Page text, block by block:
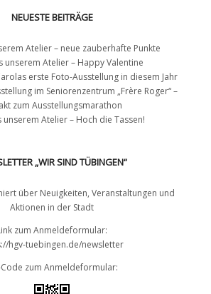
NEUESTE BEITRÄGE
Atelier – neue zauberhafte Punkte
unserem Atelier – Happy Valentine
erste Foto-Ausstellung in diesem Jahr
im Seniorenzentrum „Frère Roger“ –
zum Ausstellungsmarathon
unserem Atelier – Hoch die Tassen!
„WIR SIND TÜBINGEN“
über Neuigkeiten, Veranstaltungen und
Aktionen in der Stadt
zum Anmeldeformular:
hgv-tuebingen.de/newsletter
Code zum Anmeldeformular: